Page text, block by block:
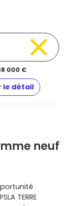
000 €
le détail
neuf
TERRE